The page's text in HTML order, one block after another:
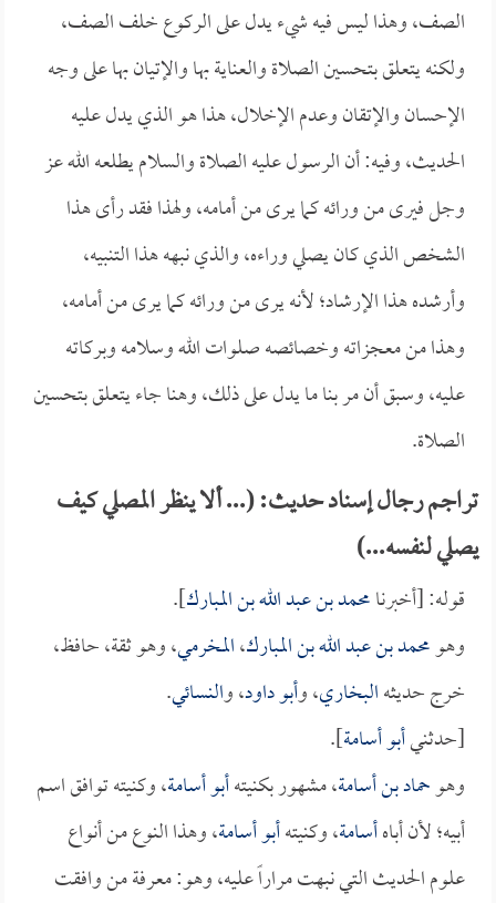
الصف، وهذا ليس فيه شيء يدل على الركوع خلف الصف،
ولكنه يتعلق بتحسين الصلاة والعناية بها والإتيان بها على وجه
الإحسان والإتقان وعدم الإخلال، هذا هو الذي يدل عليه
الحديث، وفيه: أن الرسول عليه الصلاة والسلام يطلعه الله عز
وجل فيرى من ورائه كما يرى من أمامه، ولهذا فقد رأى هذا
الشخص الذي كان يصلي وراءه، والذي نبهه هذا التنبيه،
وأرشده هذا الإرشاد؛ لأنه يرى من ورائه كما يرى من أمامه،
وهذا من معجزاته وخصائصه صلوات الله وسلامه وبركاته
عليه، وسبق أن مر بنا ما يدل على ذلك، وهنا جاء يتعلق بتحسين
الصلاة.
تراجم رجال إسناد حديث: (... ألا ينظر المصلي كيف
يصلي لنفسه...)
قوله: [أخبرنامحمد بن عبد الله بن المبارك].
وهومحمد بن عبد الله بن المبارك،المخرمي، وهو ثقة، حافظ،
خرج حديثهالبخاري، وأبو داود، والنسائي.
[حدثنيأبو أسامة].
وهوحماد بن أسامة، مشهور بكنيتهأبو أسامة، وكنيته توافق اسم
أبيه؛ لأن أباهأسامة، وكنيتهأبو أسامة، وهذا النوع من أنواع
علوم الحديث التي نبهت مراراً عليه، وهو: معرفة من وافقت